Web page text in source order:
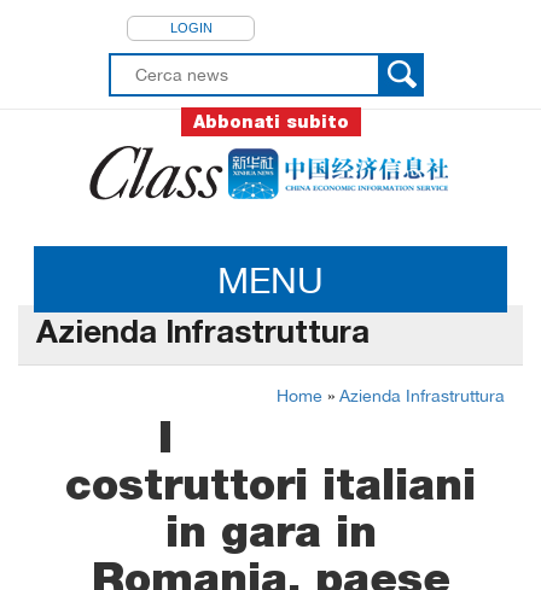
LOGIN
Abbonati subito
MENU
Azienda Infrastruttura
Home » Azienda Infrastruttura
I
costruttori italiani
in gara in
Romania, paese